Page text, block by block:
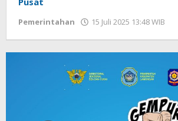
Pemerintahan 15 Juli 2025 13:48 WIB